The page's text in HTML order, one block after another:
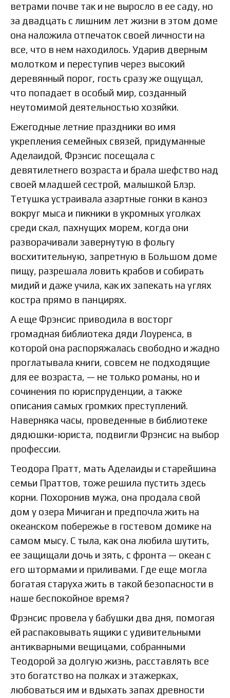
ветрами почве так и не выросло в ее саду, но
за двадцать с лишним лет жизни в этом доме
она наложила отпечаток своей личности на
все, что в нем находилось. Ударив дверным
молотком и переступив через высокий
деревянный порог, гость сразу же ощущал,
что попадает в особый мир, созданный
неутомимой деятельностью хозяйки.
Ежегодные летние праздники во имя
укрепления семейных связей, придуманные
Аделаидой, Фрэнсис посещала с
девятилетнего возраста и брала шефство над
своей младшей сестрой, малышкой Блэр.
Тетушка устраивала азартные гонки в каноэ
вокруг мыса и пикники в укромных уголках
среди скал, пахнущих морем, когда они
разворачивали завернутую в фольгу
восхитительную, запретную в Большом доме
пищу, разрешала ловить крабов и собирать
мидий и даже учила, как их запекать на углях
костра прямо в панцирях.
А еще Фрэнсис приводила в восторг
громадная библиотека дяди Лоуренса, в
которой она распоряжалась свободно и жадно
проглатывала книги, совсем не подходящие
для ее возраста, — не только романы, но и
сочинения по юриспруденции, а также
описания самых громких преступлений.
Наверняка часы, проведенные в библиотеке
дядюшки-юриста, подвигли Фрэнсис на выбор
профессии.
Теодора Пратт, мать Аделаиды и старейшина
семьи Праттов, тоже решила пустить здесь
корни. Похоронив мужа, она продала свой
дом у озера Мичиган и предпочла жить на
океанском побережье в гостевом домике на
самом мысу. С тыла, как она любила шутить,
ее защищали дочь и зять, с фронта — океан с
его штормами и приливами. Где еще могла
богатая старуха жить в такой безопасности в
наше беспокойное время?
Фрэнсис провела у бабушки два дня, помогая
ей распаковывать ящики с удивительными
антикварными вещицами, собранными
Теодорой за долгую жизнь, расставлять все
это богатство на полках и этажерках,
любоваться им и вдыхать запах древности